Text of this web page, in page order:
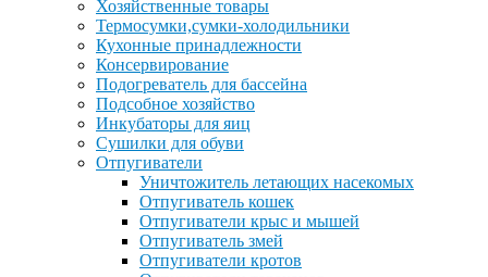
Хозяйственные товары
Термосумки,сумки-холодильники
Кухонные принадлежности
Консервирование
Подогреватель для бассейна
Подсобное хозяйство
Инкубаторы для яиц
Сушилки для обуви
Отпугиватели
Уничтожитель летающих насекомых
Отпугиватель кошек
Отпугиватели крыс и мышей
Отпугиватель змей
Отпугиватели кротов